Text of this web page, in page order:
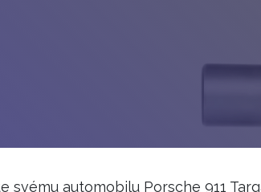
svému automobilu Porsche 911